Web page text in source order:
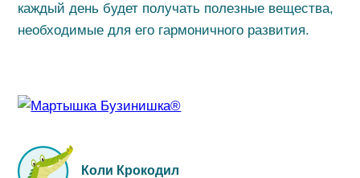
каждый день будет получать полезные вещества,
необходимые для его гармоничного развития.
Коли Крокодил